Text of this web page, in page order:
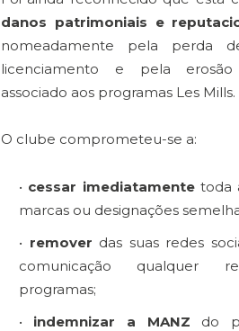
danos patrimoniais e
nomeadamente pela perda
licenciamento e pela
associado aos programas Les Mills.
O clube comprometeu-se a:
• cessar imediatamentetoda
marcas ou designações
• remover das suas redes
comunicação qualquer
programas;
• indemnizar a MANZ do